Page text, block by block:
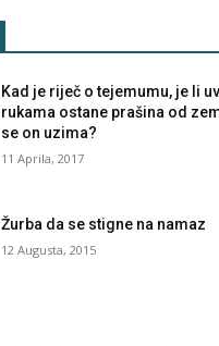
Kad je riječ o tejemumu, je li
rukama ostane prašina od
se on uzima?
11 Aprila, 2017
Žurba da se stigne na namaz
12 Augusta, 2015